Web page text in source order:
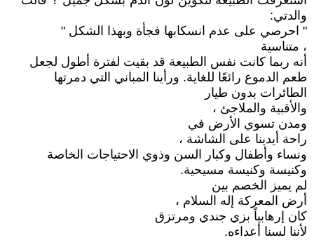
والدتي:
" احرصي على عدم انسكابها فجأة وبهذا الشكل "
، متناسية
أنه ربما كانت نفس الطبيعة قد بقيت لفترة أطول لجعل
طعم الدموع رائعًا للغاية. ورأينا المباني التي دمرتها
الطائرات بدون طيار
والأقبية والملاجئ ،
ومدن تسوي الأرض في
راحة أيدينا على الشاشة ،
ونساء وأطفال وكبار السن وذوي الاحتياجات الخاصة
وكنيسة وكنيسة مسيحية.
لم يميز الخصم بين
أرض المعركة إله السلام ،
كان إرهابياً بزي جندي ومرتزق
لأننا لسنا أعداءه.